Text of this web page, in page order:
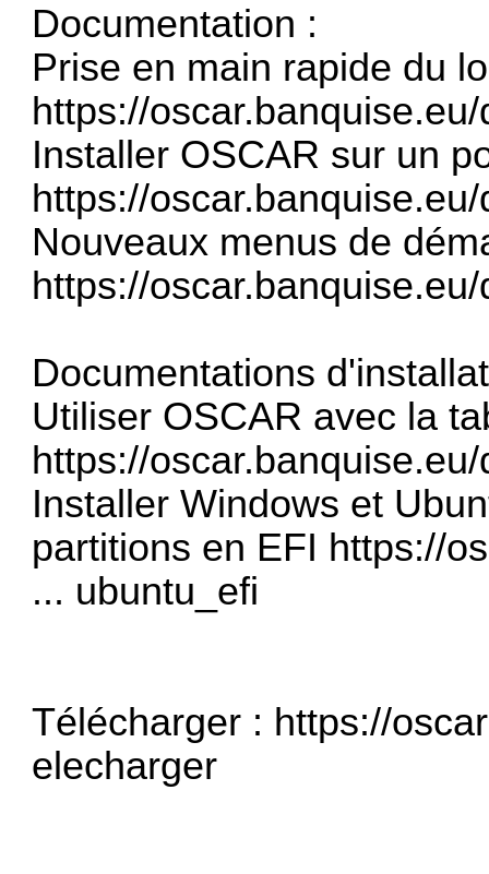
Documentation :
Prise en main rapide du
https://
Installer OSCAR sur un
https://
Nouveaux menus de
https://
Documentations
Utiliser OSCAR avec la
https://
Installer Windows et
partitions en EFI https://
... ubuntu_efi
Télécharger : https://
elecharger